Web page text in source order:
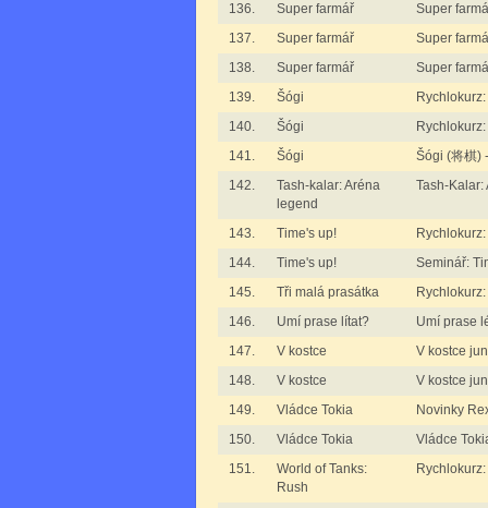
136.
Super farmář
Super
137.
Super farmář
Super
138.
Super farmář
Super
139.
Šógi
140.
Šógi
141.
Šógi
Šógi (将棋)
142.
Tash-kalar: Aréna
legend
Tash-Kalar:
143. Time's up!
144.
Time's up!
Seminář:
145.
Tři malá prasátka
146.
Umí prase lítat?
Umí prase
147.
V kostce
V kostce
148.
V kostce
V kostce
149.
Vládce Tokia
Novinky
150.
Vládce Tokia
Vládce
151.
World of Tanks:
Rush